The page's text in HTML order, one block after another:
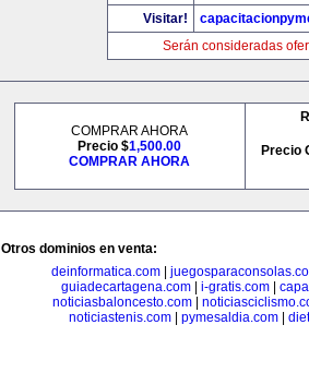
Visitar!
Serán consideradas
COMPRAR AHORA
Precio $1,500.00
COMPRAR AHORA
Precio
Otros dominios en venta:
deinformatica.com
guiadecartagena.com| i-gratis.com|
noticiasbaloncesto.com
noticiastenis.com
pymesaldia.com